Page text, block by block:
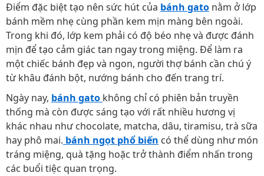
Điểm đặc biệt tạo nên sức hút của bánh gato nằm ở lớp
bánh mềm nhẹ cùng phần kem mịn màng bên ngoài.
Trong khi đó, lớp kem phải có độ béo nhẹ và được đánh
mịn để tạo cảm giác tan ngay trong miệng. Để làm ra
một chiếc bánh đẹp và ngon, người thợ bánh cần chú ý
từ khâu đánh bột, nướng bánh cho đến trang trí.
Ngày nay, bánh gato không chỉ có phiên bản truyền
thống mà còn được sáng tạo với rất nhiều hương vị
khác nhau như chocolate, matcha, dâu, tiramisu, trà sữa
hay phô mai. bánh ngọt phổ biến có thể dùng như món
tráng miệng, quà tặng hoặc trở thành điểm nhấn trong
các buổi tiệc quan trọng.